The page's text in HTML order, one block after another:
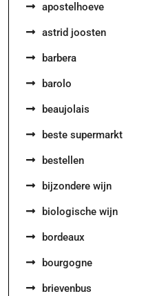
apostelhoeve
astrid joosten
barbera
barolo
beaujolais
beste supermarkt
bestellen
bijzondere wijn
biologische wijn
bordeaux
bourgogne
brievenbus